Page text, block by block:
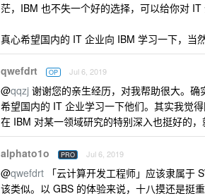
茫，IBM 也不失一个好的选择，可以给你对 IT
真心希望国内的 IT 企业向 IBM 学习一下，当
qwefdrt OP Jul 6, 2019
@qqzj 谢谢您的亲生经历，对我帮助很大。
希望国内的 IT 企业学习一下他们。其实我觉
在 IBM 对某一领域研究的特别深入也挺好的
alphato1o PRO Jul 6, 2019
@qwefdrt 「云计算开发工程师」应该隶属于
该类似。以 GBS 的体验来说，十八摸还是挺